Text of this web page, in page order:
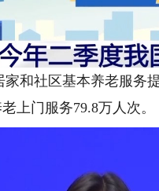
社区基本养老服务
上门服务79.8万人次。